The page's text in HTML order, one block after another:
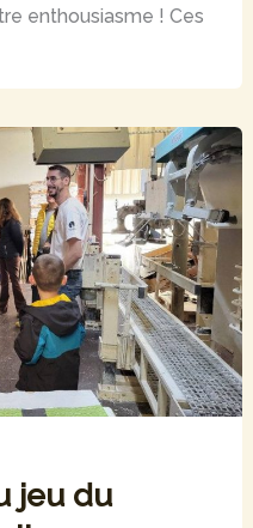
enthousiasme ! Ces
jeu du